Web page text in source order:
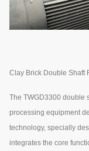
Clay Brick Double Shaft
The TWGD3300 double
processing equipment
technology, specially
integrates the core